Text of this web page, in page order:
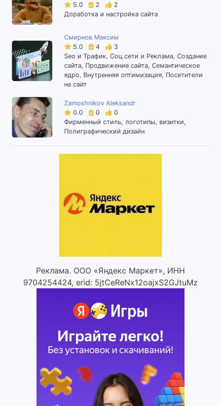
5.0
2
2
Доработка и настройка сайта
Смирнов Максим
5.0
4
3
Seo и Трафик, Соц.сети и Реклама, Создание
сайта, Продвижение сайта, Семантическое
ядро, Внутренняя оптимизация, Посетители
на сайт
Zamoshnikov Aleksandr
0.0
0
0
Фирменный стиль, логотипы, визитки,
Полиграфический дизайн
Реклама. ООО «Яндекс Маркет», ИНН
9704254424, erid: 5jtCeReNx12oajxS2GJtuMz